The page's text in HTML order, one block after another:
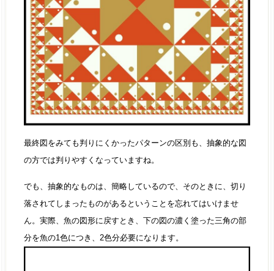
最終図をみても判りにくかったパターンの区別も、抽象的な図
の方では判りやすくなっていますね。
でも、抽象的なものは、簡略しているので、そのときに、切り
落されてしまったものがあるということを忘れてはいけませ
ん。実際、魚の図形に戻すとき、下の図の濃く塗った三角の部
分を魚の1色につき、2色分必要になります。